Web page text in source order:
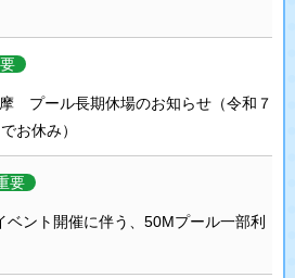
摩 プール長期休場のお知らせ（令和７
お休み）
要
ント開催に伴う、50Mプール一部利